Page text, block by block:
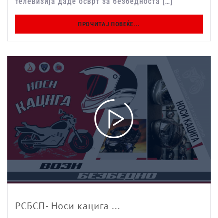
ПРОЧИТАЈ ПОВЕЌЕ...
РСБСП- Носи кацига ...